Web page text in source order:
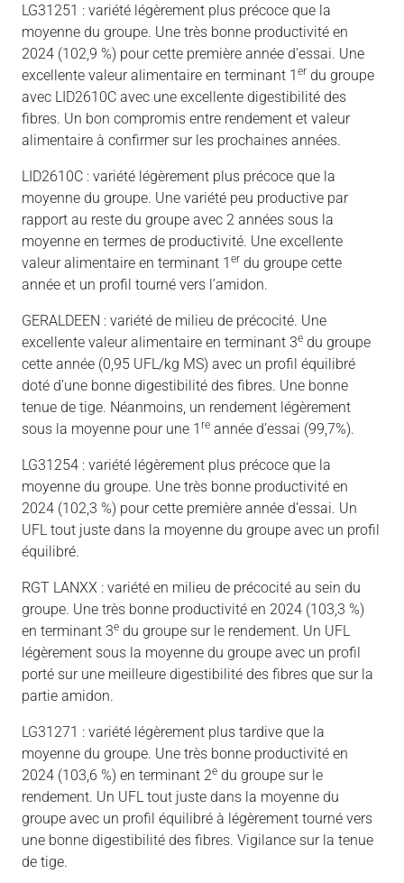
LG31251 : variété légèrement plus précoce que la
moyenne du groupe. Une très bonne productivité en
2024 (102,9 %) pour cette première année d’essai. Une
excellente valeur alimentaire en terminant 1 er du groupe
avec LID2610C avec une excellente digestibilité des
fibres. Un bon compromis entre rendement et valeur
alimentaire à confirmer sur les prochaines années.
LID2610C : variété légèrement plus précoce que la
moyenne du groupe. Une variété peu productive par
rapport au reste du groupe avec 2 années sous la
moyenne en termes de productivité. Une excellente
valeur alimentaire en terminant 1 er du groupe cette
année et un profil tourné vers l’amidon.
GERALDEEN : variété de milieu de précocité. Une
excellente valeur alimentaire en terminant 3e du groupe
cette année (0,95 UFL/kg MS) avec un profil équilibré
doté d’une bonne digestibilité des fibres. Une bonne
tenue de tige. Néanmoins, un rendement légèrement
sous la moyenne pour une 1 re année d’essai (99,7%).
LG31254 : variété légèrement plus précoce que la
moyenne du groupe. Une très bonne productivité en
2024 (102,3 %) pour cette première année d’essai. Un
UFL tout juste dans la moyenne du groupe avec un profil
équilibré.
RGT LANXX : variété en milieu de précocité au sein du
groupe. Une très bonne productivité en 2024 (103,3 %)
en terminant 3e du groupe sur le rendement. Un UFL
légèrement sous la moyenne du groupe avec un profil
porté sur une meilleure digestibilité des fibres que sur la
partie amidon.
LG31271 : variété légèrement plus tardive que la
moyenne du groupe. Une très bonne productivité en
2024 (103,6 %) en terminant 2e du groupe sur le
rendement. Un UFL tout juste dans la moyenne du
groupe avec un profil équilibré à légèrement tourné vers
une bonne digestibilité des fibres. Vigilance sur la tenue
de tige.